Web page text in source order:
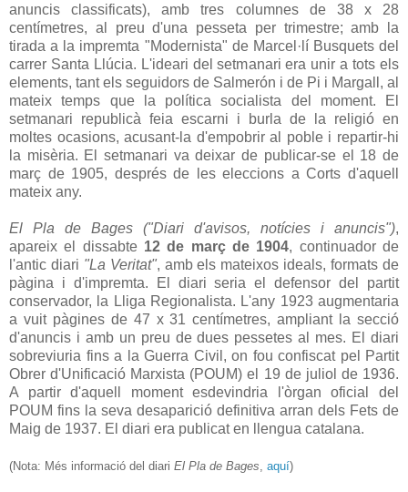
anuncis classificats), amb tres columnes de 38 x 28
centímetres, al preu d'una pesseta per trimestre; amb la
tirada a la impremta "Modernista" de Marcel·lí Busquets del
carrer Santa Llúcia. L'ideari del setmanari era unir a tots els
elements, tant els seguidors de Salmerón i de Pi i Margall, al
mateix temps que la política socialista del moment. El
setmanari republicà feia escarni i burla de la religió en
moltes ocasions, acusant-la d'empobrir al poble i repartir-hi
la misèria. El setmanari va deixar de publicar-se el 18 de
març de 1905, després de les eleccions a Corts d'aquell
mateix any.
El Pla de Bages ("Diari d'avisos, notícies i anuncis"),
apareix el dissabte 12 de març de 1904, continuador de
l'antic diari "La Veritat", amb els mateixos ideals, formats de
pàgina i d'impremta. El diari seria el defensor del partit
conservador, la Lliga Regionalista. L'any 1923 augmentaria
a vuit pàgines de 47 x 31 centímetres, ampliant la secció
d'anuncis i amb un preu de dues pessetes al mes. El diari
sobreviuria fins a la Guerra Civil, on fou confiscat pel Partit
Obrer d'Unificació Marxista (POUM) el 19 de juliol de 1936.
A partir d'aquell moment esdevindria l'òrgan oficial del
POUM fins la seva desaparició definitiva arran dels Fets de
Maig de 1937. El diari era publicat en llengua catalana.
(Nota: Més informació del diari El Pla de Bages aquí)